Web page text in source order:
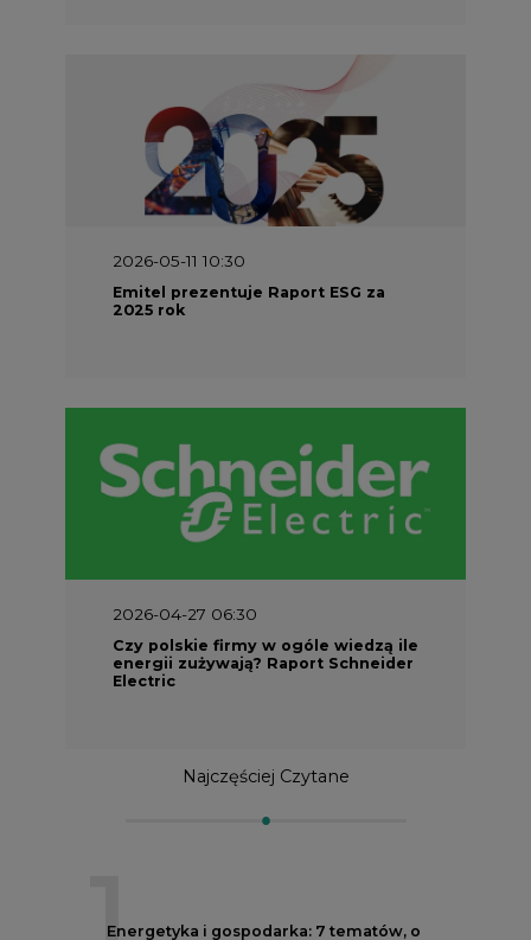
2026-05-11 10:30
Emitel prezentuje Raport ESG za
2025 rok
2026-04-27 06:30
Czy polskie firmy w ogóle wiedzą ile
energii zużywają? Raport Schneider
Electric
Najczęściej Czytane
1
Energetyka i gospodarka: 7 tematów, o